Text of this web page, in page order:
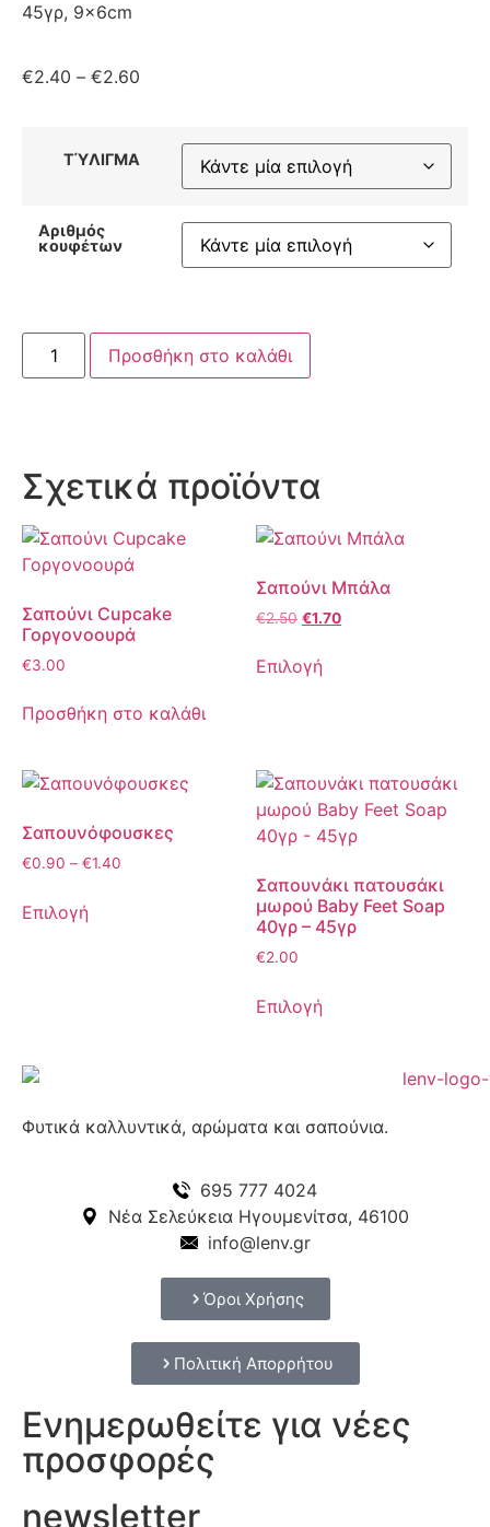
45γρ, 9×6cm
€2.40 – €2.60
ΤΎΛΙΓΜΑ
Αριθμός
κουφέτων
Προσθήκη στο καλάθι
Σχετικά προϊόντα
Σαπούνι Cupcake
Γοργονοουρά
€3.00
Προσθήκη στο καλάθι
Σαπούνι Μπάλα
€2.50 €1.70
Επιλογή
Σαπουνόφουσκες
€0.90 – €1.40
Επιλογή
Σαπουνάκι πατουσάκι
μωρού Baby Feet Soap
40γρ – 45γρ
€2.00
Επιλογή
Φυτικά καλλυντικά, αρώματα και σαπούνια.
695 777 4024
Νέα Σελεύκεια Ηγουμενίτσα, 46100
info@lenv.gr
Όροι Χρήσης
Πολιτική Απορρήτου
Ενημερωθείτε για νέες
προσφορές
newsletter